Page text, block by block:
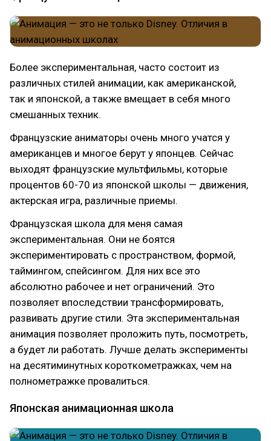
Более экспериментальная, часто состоит из
различных стилей анимации, как американской,
так и японской, а также вмещает в себя много
смешанных техник.
Французские аниматоры очень много учатся у
американцев и многое берут у японцев. Сейчас
выходят французские мультфильмы, которые
процентов 60-70 из японской школы — движения,
актерская игра, различные приемы.
Французская школа для меня самая
экспериментальная. Они не боятся
экспериментировать с пространством, формой,
таймингом, спейсингом. Для них все это
абсолютно рабочее и нет ограничений. Это
позволяет впоследствии трансформировать,
развивать другие стили. Эта экспериментальная
анимация позволяет проложить путь, посмотреть,
а будет ли работать. Лучше делать эксперименты
на десятиминутных короткометражках, чем на
полнометражке провалиться.
Японская анимационная школа